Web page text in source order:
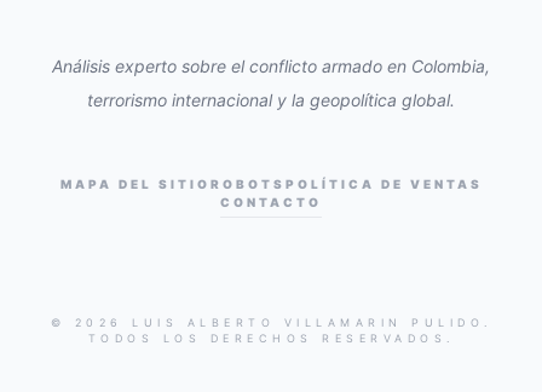
Análisis experto sobre el conflicto armado en Colombia,
terrorismo internacional y la geopolítica global.
MAPA DEL SITIO ROBOTS POLÍTICA DE VENTAS
CONTACTO
© 2026 LUIS ALBERTO VILLAMARIN PULIDO.
TODOS LOS DERECHOS RESERVADOS.